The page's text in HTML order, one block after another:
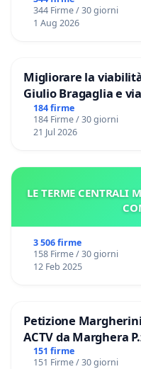
344 Firme / 30 giorni
1 Aug 2026
Migliorare la
Giulio Bragaglia e
ROMA
184 firme
184 Firme / 30 giorni
21 Jul 2026
LE TERME CENTRALI
3 506 firme
158 Firme / 30 giorni
12 Feb 2025
Petizione
ACTV da Marghera
Marco Polo tariffa a €
151 firme
151 Firme / 30 giorni